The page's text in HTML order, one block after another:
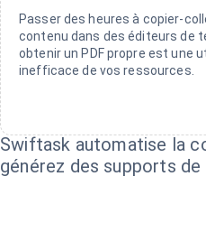
Passer des heures à copier-
contenu dans des éditeurs de
obtenir un PDF propre est une
inefficace de vos ressources.
Swiftask automatise la
générez des supports